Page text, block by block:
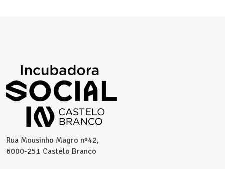
Rua Mousinho Magro nº42,
6000-251 Castelo Branco